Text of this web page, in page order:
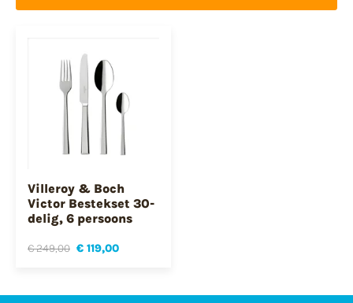
Villeroy & Boch
Victor Bestekset 30-
delig, 6 persoons
€ 249,00 € 119,00